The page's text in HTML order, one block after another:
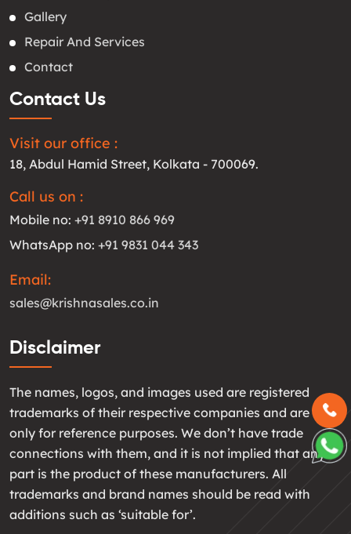
Gallery
Repair And Services
Contact
Contact Us
Visit our office :
18, Abdul Hamid Street, Kolkata - 700069.
Call us on :
Mobile no: +91 8910 866 969
WhatsApp no: +91 9831 044 343
Email:
sales@krishnasales.co.in
Disclaimer
The names, logos, and images used are registered
trademarks of their respective companies and are used
only for reference purposes. We don’t have trade
connections with them, and it is not implied that any
part is the product of these manufacturers. All
trademarks and brand names should be read with
additions such as ‘suitable for’.